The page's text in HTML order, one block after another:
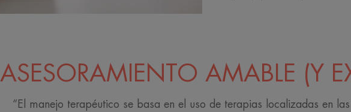
ASESORAMIENTO AMABLE (Y
“El manejo terapéutico se basa en el uso de terapias localizadas en